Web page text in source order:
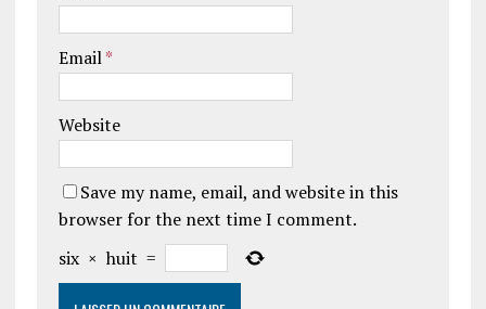
Email*
Website
Save my name, email, and website in this
browser for the next time I comment.
six × huit =